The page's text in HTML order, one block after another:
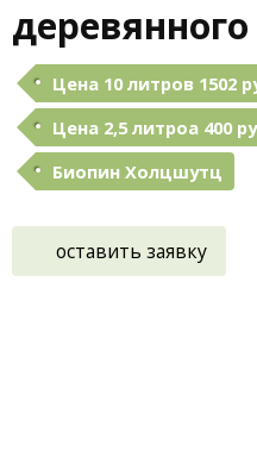
Цена 10 литров 1502
Цена 2,5 литроа 400
Биопин Холцшутц
оставить заявку